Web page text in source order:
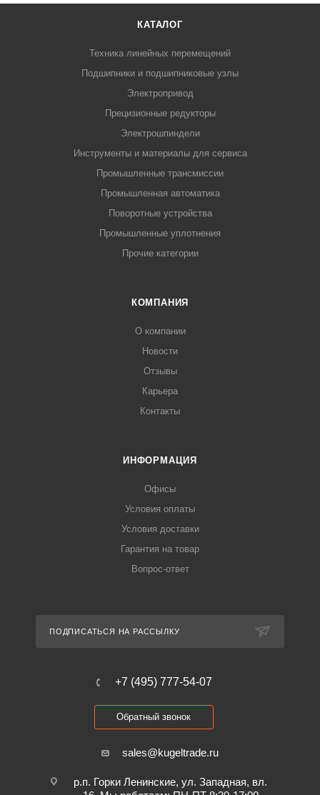
КАТАЛОГ
Техника линейных перемещений
Подшипники и подшипниковые узлы
Электропривод
Прецизионные редукторы
Электрошпиндели
Инструменты и материалы для сервиса
Промышленные трансмиссии
Промышленная автоматика
Поворотные устройства
Промышленные уплотнения
Прочие категории
КОМПАНИЯ
О компании
Новости
Отзывы
Карьера
Контакты
ИНФОРМАЦИЯ
Офисы
Условия оплаты
Условия доставки
Гарантия на товар
Вопрос-ответ
ПОДПИСАТЬСЯ НА РАССЫЛКУ
+7 (495) 777-54-07
Обратный звонок
sales@kugeltrade.ru
р.п. Горки Ленинские, ул. Западная, вл.